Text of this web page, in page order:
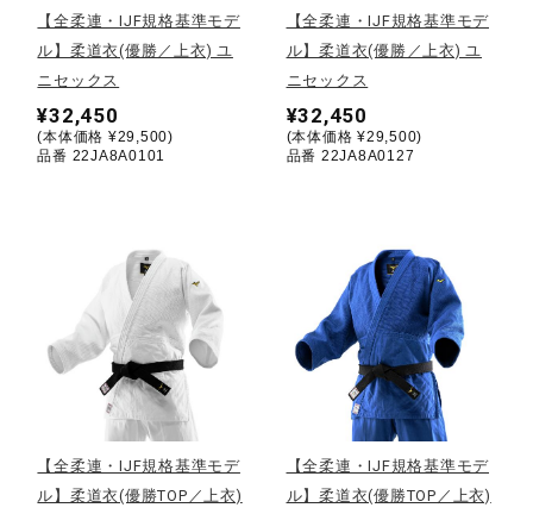
野球
バレーボール
テニス／ソフトテニス
バドミントン
【全柔連・IJF規格基準モデ
ル】柔道衣(優勝／上衣) ユ
ニセックス
¥32,450
(本体価格 ¥29,500)
品番 22JA8A0101
【全柔連・IJF規格基準モデ
ル】柔道衣(優勝／上衣) ユ
ニセックス
¥32,450
(本体価格 ¥29,500)
品番 22JA8A0127
【全柔連・IJF規格基準モデ
ル】柔道衣(優勝TOP／上衣)
【全柔連・IJF規格基準モデ
ル】柔道衣(優勝TOP／上衣)